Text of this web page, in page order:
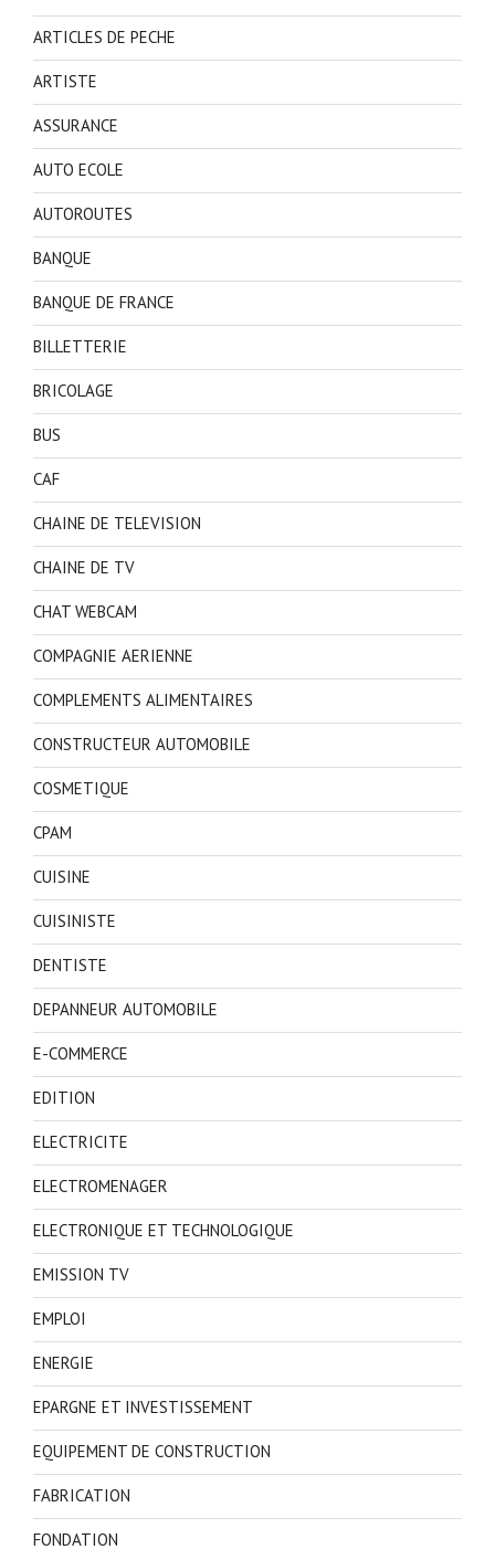
ARTICLES DE PECHE
ARTISTE
ASSURANCE
AUTO ECOLE
AUTOROUTES
BANQUE
BANQUE DE FRANCE
BILLETTERIE
BRICOLAGE
BUS
CAF
CHAINE DE TELEVISION
CHAINE DE TV
CHAT WEBCAM
COMPAGNIE AERIENNE
COMPLEMENTS ALIMENTAIRES
CONSTRUCTEUR AUTOMOBILE
COSMETIQUE
CPAM
CUISINE
CUISINISTE
DENTISTE
DEPANNEUR AUTOMOBILE
E-COMMERCE
EDITION
ELECTRICITE
ELECTROMENAGER
ELECTRONIQUE ET TECHNOLOGIQUE
EMISSION TV
EMPLOI
ENERGIE
EPARGNE ET INVESTISSEMENT
EQUIPEMENT DE CONSTRUCTION
FABRICATION
FONDATION